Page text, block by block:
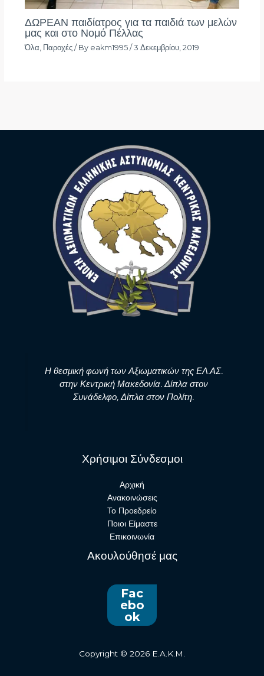
ΔΩΡΕΑΝ παιδίατρος για τα παιδιά των μελών
μας και στο Νομό Πέλλας
Όλα, Παροχές/ By eakm1995 / 3 Δεκεμβρίου, 2019
Η θεσμική φωνή των Αξιωματικών της ΕΛ.ΑΣ.
στην Κεντρική Μακεδονία. Δίπλα στον
Συνάδελφο, Δίπλα στον Πολίτη.
Χρήσιμοι Σύνδεσμοι
Αρχική
Ανακοινώσεις
Το Προεδρείο
Ποιοι Είμαστε
Επικοινωνία
Ακουλούθησέ μας
Fac
ebo
ok
Copyright © 2026 E.A.K.M.